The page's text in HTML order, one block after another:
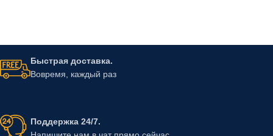
Быстрая доставка.
Вовремя, каждый раз
Поддержка 24/7.